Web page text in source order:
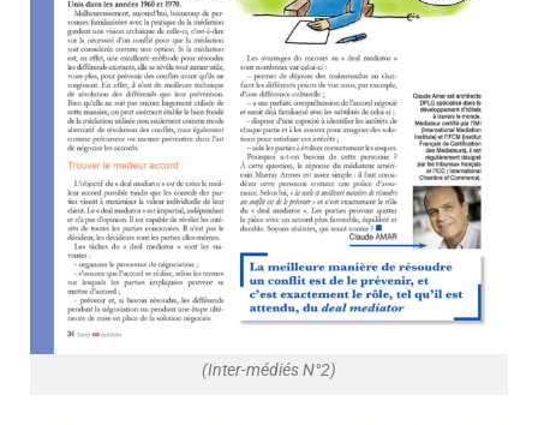
(Inter-médiés N°2)